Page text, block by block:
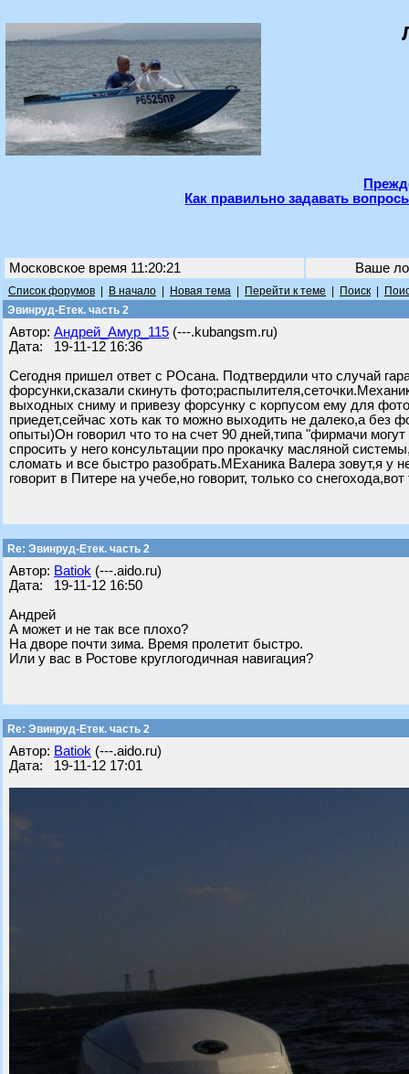
Как правильно задавать
Московское время 11:20:21 Ваше
Список форумов В начало Новая тема Перейти к теме Поиск
Эвинруд-Етек. часть 2
Автор: Андрей_Амур_115 (---.kubangsm.ru)
Дата: 19-11-12 16:36
Сегодня пришел ответ с РОсана. Подтвердили что случай
форсунки,сказали скинуть
выходных сниму и привезу форсунку с корпусом ему для
приедет,сейчас хоть как то можно выходить не далеко,а без
опыты)Он говорил что то на счет 90 дней,типа "фирмачи
спросить у него консультации про прокачку масляной
сломать и все быстро разобрать.МЕханика Валера зовут,я у
говорит в Питере на учебе,но говорит, только со
Re: Эвинруд-Етек. часть 2
Автор: Batiok (---.aido.ru)
Дата: 19-11-12 16:50
Андрей
А может и не так все плохо?
На дворе почти зима. Время пролетит быстро.
Или у вас в Ростове круглогодичная навигация?
Re: Эвинруд-Етек. часть 2
Автор: Batiok (---.aido.ru)
Дата: 19-11-12 17:01